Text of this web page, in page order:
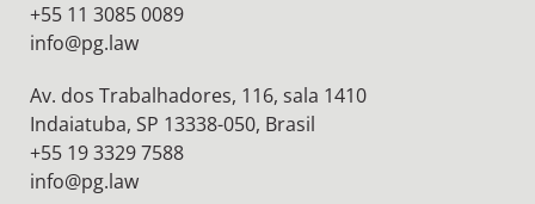
+55 11 3085 0089
info@pg.law
Av. dos Trabalhadores, 116, sala 1410
Indaiatuba, SP 13338-050, Brasil
+55 19 3329 7588
info@pg.law